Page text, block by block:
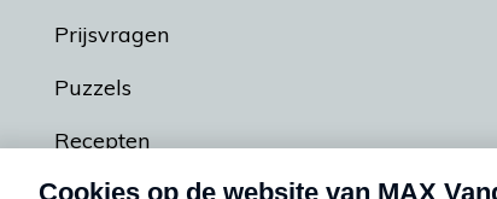
Prijsvragen
Puzzels
Recepten